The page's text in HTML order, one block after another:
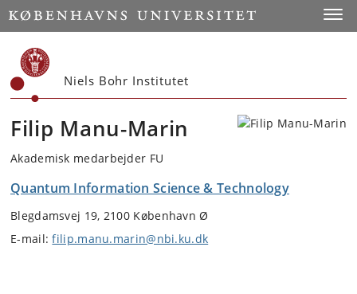
Start
Niels Bohr Institutet
Filip Manu-Marin
Akademisk medarbejder FU
Quantum Information Science & Technology
Blegdamsvej 19, 2100 København Ø
E-mail:filip.manu.marin@nbi.ku.dk